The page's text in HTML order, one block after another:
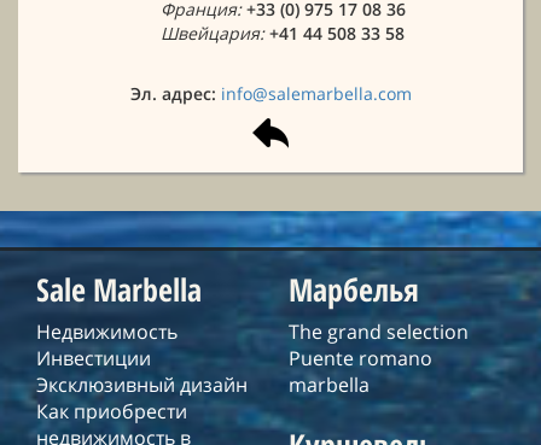
Франция:+33 (0) 975 17 08 36
Швейцария:+41 44 508 33 58
Эл. адрес: info@salemarbella.com
Sale Marbella
Недвижимость
Инвестиции
Эксклюзивный дизайн
Как приобрести
недвижимость в
Марбелья
The grand selection
Puente romano
marbella